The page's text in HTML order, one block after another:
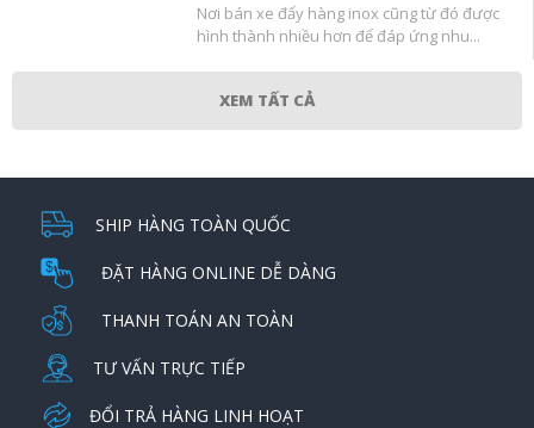
Nơi bán xe đẩy hàng inox cũng từ đó được
hình thành nhiều hơn để đáp ứng nhu...
XEM TẤT CẢ
SHIP HÀNG TOÀN QUỐC
ĐẶT HÀNG ONLINE DỄ DÀNG
THANH TOÁN AN TOÀN
TƯ VẤN TRỰC TIẾP
ĐỔI TRẢ HÀNG LINH HOẠT